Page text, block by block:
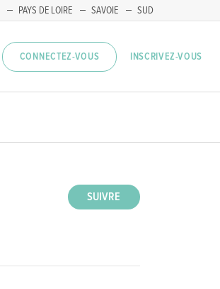
PAYS DE LOIRE SAVOIE SUD
CONNECTEZ-VOUS INSCRIVEZ-VOUS
SUIVRE